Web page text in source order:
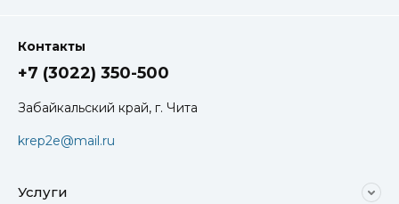
Контакты
+7 (3022) 350-500
Забайкальский край, г. Чита
krep2e@mail.ru
Услуги